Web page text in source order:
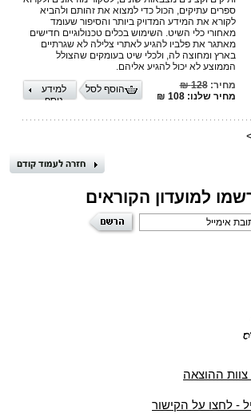
ספרים עתיקים, הכול כדי למצוא את זהותם ולהביא
לקורא את המידע המדויק ביותר והסיפור שעומד
מאחורי כלי השיט. השימוש בכלים טכנולוגיים חדישים
מאתגר את פלביו להגיע לאתרי צלילה לא שגרתיים
בארץ ומחוצה לה, ולכלי שיט בעומקים שהצולל
הממוצע לא יכול להגיע אליהם.
מחיר:128 ₪
מחיר שלנו: 108 ₪
למידע
נוסף
הוסף לסל
למועדון הקוראים
ההוצאה
- לחצו על הקישור